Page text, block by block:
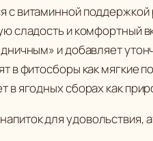
м
а
р
а
к
й
с витаминной
сладость и комфортный
и добавляет
в фитосборы как мягкие
в ягодных сборах как
для